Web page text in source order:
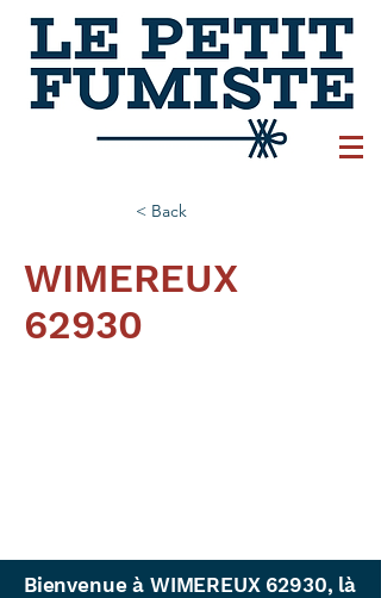
< Back
WIMEREUX
62930
Bienvenue à WIMEREUX 62930, là